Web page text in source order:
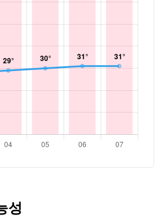
성